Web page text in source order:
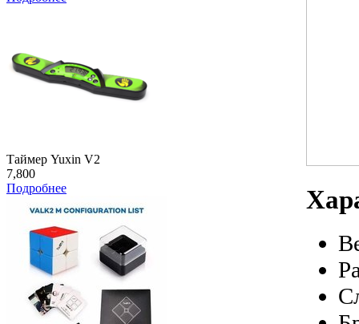
Таймер Yuxin V2
7,800
Подробнее